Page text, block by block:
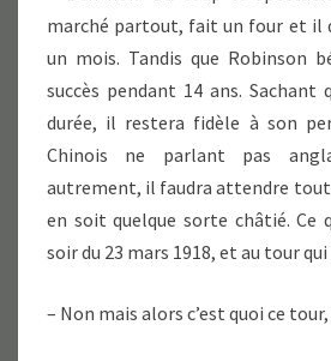
marché partout, fait un four et il
un mois. Tandis que Robinson
succès pendant 14 ans.
durée, il restera fidèle à son
Chinois ne parlant pas
autrement, il faudra attendre tout
en soit quelque sorte châtié. Ce
soir du 23 mars 1918, et au tour
– Non mais alors c’est quoi ce tour,